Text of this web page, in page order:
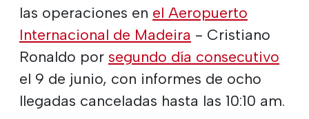
las operaciones en el Aeropuerto
Internacional de Madeira - Cristiano
Ronaldo por segundo día consecutivo
el 9 de junio, con informes de ocho
llegadas canceladas hasta las 10:10 am.